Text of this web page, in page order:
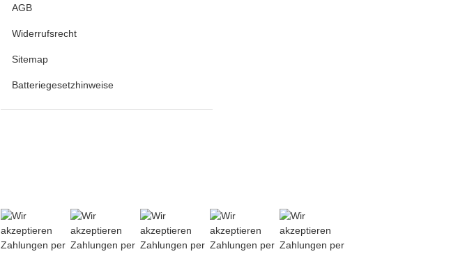
AGB
Widerrufsrecht
Sitemap
Batteriegesetzhinweise